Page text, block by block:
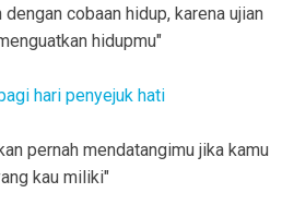
cobaan hidup, karena ujian
hidupmu"
hari penyejuk hati
pernah mendatangimu jika kamu
kau miliki"